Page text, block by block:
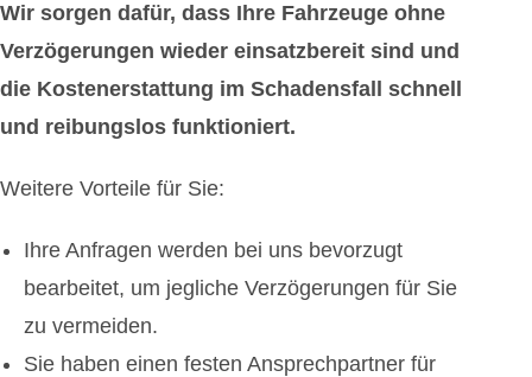
Wir sorgen dafür, dass Ihre Fahrzeuge ohne
Verzögerungen wieder einsatzbereit sind und
die Kostenerstattung im Schadensfall schnell
und reibungslos funktioniert.
Weitere Vorteile für Sie:
Ihre Anfragen werden bei uns bevorzugt
bearbeitet, um jegliche Verzögerungen für Sie
zu vermeiden.
Sie haben einen festen Ansprechpartner für